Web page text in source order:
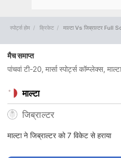
स्पोर्ट्स होम क्रिकेट माल्टा Vs जिब्राल्टर Full
मैच समाप्त
पांचवां टी-20, मार्सा स्पोर्ट्स कॉम्प्लेक्स,
माल्टा
जिब्राल्टर
माल्टा ने जिब्राल्टर को 7 विकेट से हराया